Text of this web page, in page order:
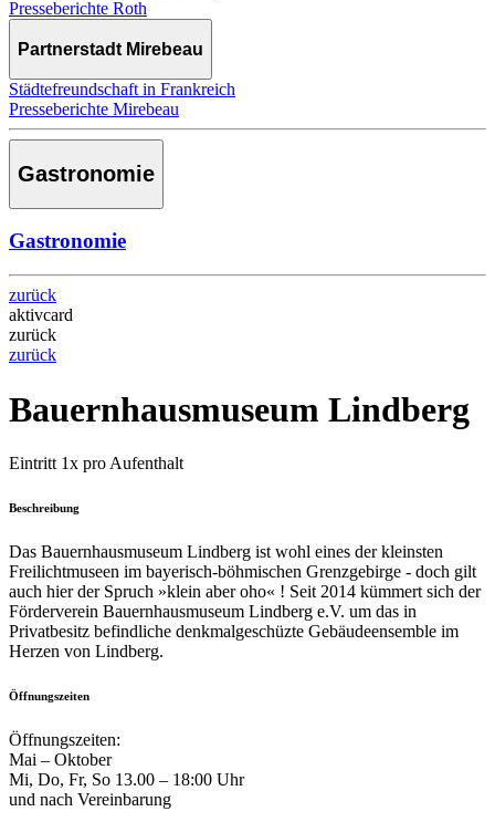
Presseberichte Roth
Partnerstadt Mirebeau
Städtefreundschaft in Frankreich
Presseberichte Mirebeau
Gastronomie
Gastronomie
zurück
aktivcard
zurück
zurück
Bauernhausmuseum Lindberg
Eintritt 1x pro Aufenthalt
Beschreibung
Das Bauernhausmuseum Lindberg ist wohl eines der kleinsten
Freilichtmuseen im bayerisch-böhmischen Grenzgebirge - doch gilt
auch hier der Spruch »klein aber oho« ! Seit 2014 kümmert sich der
Förderverein Bauernhausmuseum Lindberg e.V. um das in
Privatbesitz befindliche denkmalgeschüzte Gebäudeensemble im
Herzen von Lindberg.
Öffnungszeiten
Öffnungszeiten:
Mai – Oktober
Mi, Do, Fr, So 13.00 – 18:00 Uhr
und nach Vereinbarung